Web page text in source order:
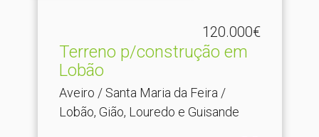
120.000€
Terreno p/construção em
Lobão
Aveiro / Santa Maria da Feira /
Lobão, Gião, Louredo e Guisande